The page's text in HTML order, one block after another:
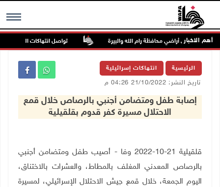
MENU أهم الاخبار تواصل انتهاكات الاحتلال
الرئيسية انتهاكات إسرائيلية
تاريخ النشر: 21/10/2022 04:26 م
إصابة طفل ومتضامن أجنبي بالرصاص خلال قمع
الاحتلال مسيرة كفر قدوم بقلقيلية
قلقيلية 21-10-2022 وفا -
أصيب طفل ومتضامن أجنبي
بالرصاص المعدني المغلف بالمطاط، والعشرات بالاختناق،
اليوم الجمعة، خلال قمع جيش الاحتلال الإسرائيلي، لمسيرة